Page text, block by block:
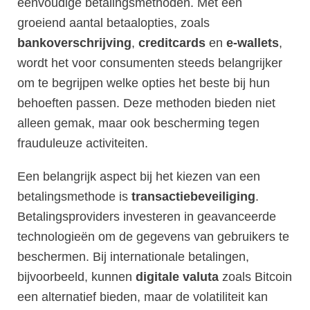
eenvoudige betalingsmethoden. Met een
groeiend aantal betaalopties, zoals
bankoverschrijving, creditcards en e-wallets,
wordt het voor consumenten steeds belangrijker
om te begrijpen welke opties het beste bij hun
behoeften passen. Deze methoden bieden niet
alleen gemak, maar ook bescherming tegen
frauduleuze activiteiten.
Een belangrijk aspect bij het kiezen van een
betalingsmethode is transactiebeveiliging.
Betalingsproviders investeren in geavanceerde
technologieën om de gegevens van gebruikers te
beschermen. Bij internationale betalingen,
bijvoorbeeld, kunnen digitale valuta zoals Bitcoin
een alternatief bieden, maar de volatiliteit kan